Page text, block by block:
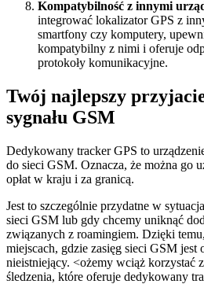
Kompatybilność z innymi
integrować lokalizator GPS z
smartfony czy komputery,
kompatybilny z nimi i oferuje
protokoły komunikacyjne.
Twój najlepszy
sygnału GSM
Dedykowany tracker GPS to
do sieci GSM. Oznacza, że można go
opłat w kraju i za granicą.
Jest to szczególnie przydatne w
sieci GSM lub gdy chcemy uniknąć
związanych z roamingiem. Dzięki
miejscach, gdzie zasięg sieci GSM jest
nieistniejący. <ożemy wciąż korzystać
śledzenia, które oferuje dedykowany